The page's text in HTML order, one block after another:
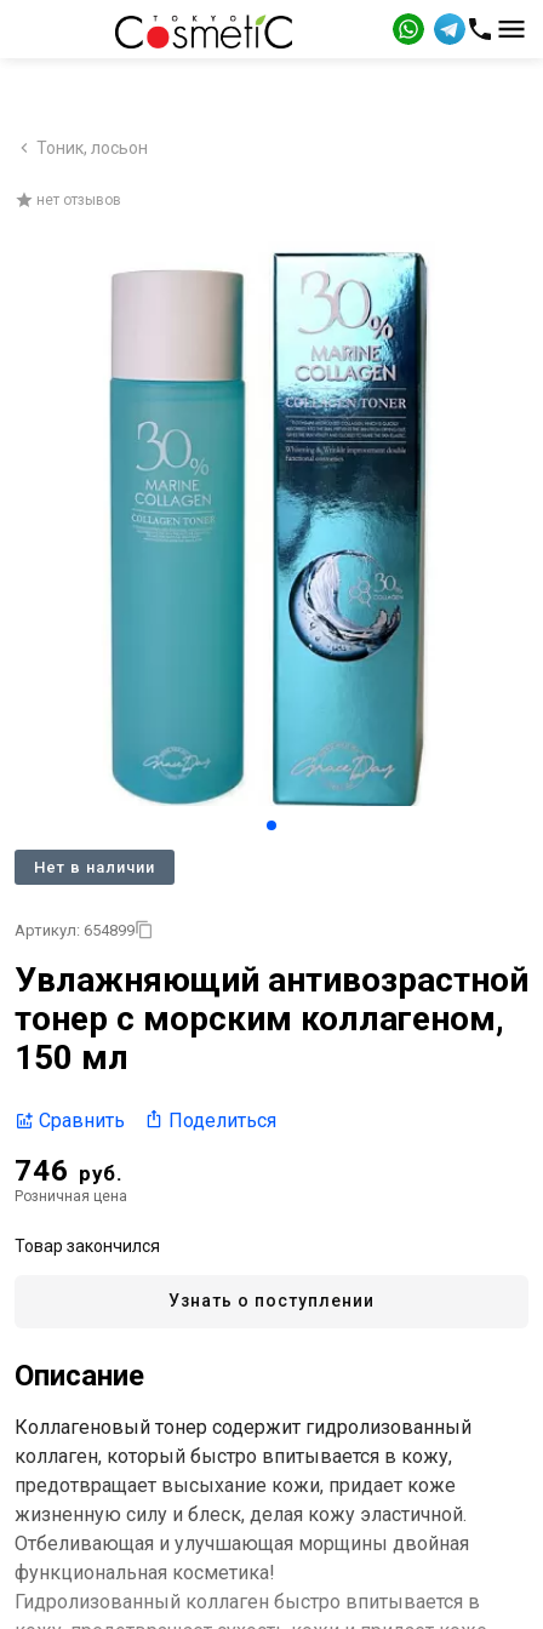
Тоник, лосьон
нет отзывов
Нет в наличии
Артикул: 654899
Увлажняющий антивозрастной
тонер с морским коллагеном,
150 мл
Сравнить Поделиться
746 руб.
Розничная цена
Товар закончился
Узнать о поступлении
Описание
Коллагеновый тонер содержит гидролизованный
коллаген, который быстро впитывается в кожу,
предотвращает высыхание кожи, придает коже
жизненную силу и блеск, делая кожу эластичной.
Отбеливающая и улучшающая морщины двойная
функциональная косметика!
Гидролизованный коллаген быстро впитывается в